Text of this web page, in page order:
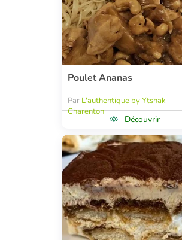
Poulet Ananas
Par L'authentique by Ytshak
Charenton
Découvrir